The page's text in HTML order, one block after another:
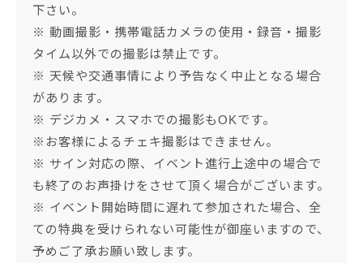
下さい。
※ 動画撮影・携帯電話カメラの使用・録音・撮影
タイム以外での撮影は禁止です。
※ 天候や交通事情により予告なく中止となる場合
があります。
※ デジカメ・スマホでの撮影もOKです。
※お客様によるチェキ撮影はできません。
※ サイン対応の際、イベント進行上途中の場合で
も終了のお声掛けをさせて頂く場合がございます。
※ イベント開始時間に遅れて参加された場合、全
ての特典を受けられない可能性が御座いますので、
予めご了承お願い致します。